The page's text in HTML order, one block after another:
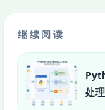
继续阅读
处